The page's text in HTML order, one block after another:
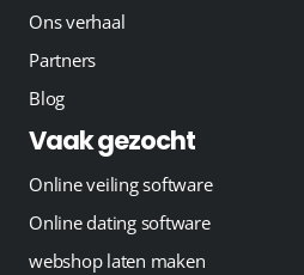
Ons verhaal
Partners
Blog
Vaak gezocht
Online veiling software
Online dating software
webshop laten maken